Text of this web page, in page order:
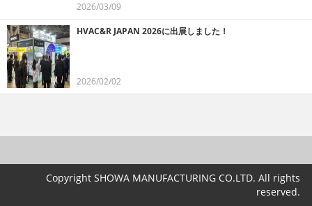
2026/03/09
HVAC&R JAPAN 2026に出展しました！
2026/02/02
Copyright SHOWA MANUFACTURING CO.LTD. All rights
reserved.